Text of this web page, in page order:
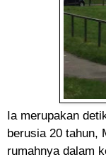
Ia merupakan
berusia 20 tahun,
rumahnya dalam